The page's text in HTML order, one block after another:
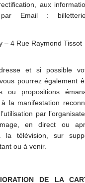
aux
par Email :
– 4 Rue Raymond Tissot
et si possible
pourrez également
propositions
à la manifestation
par
en direct ou
télévision, sur
ou à venir.
DE LA